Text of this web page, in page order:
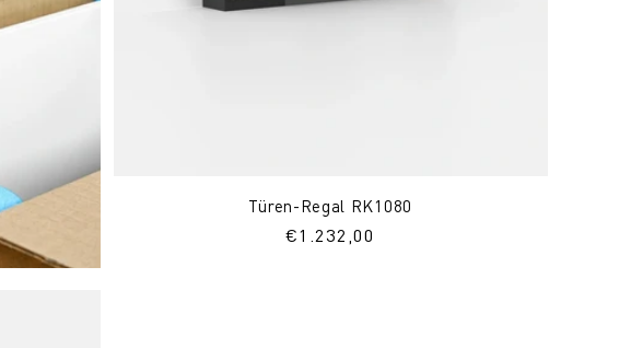
Türen-Regal RK1080
Normaler
€1.232,00